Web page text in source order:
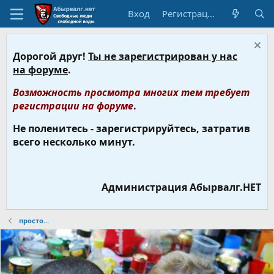
Вход Регистрация
Дорогой друг! Ты не зарегистрирован у нас
на форуме.
Возможность просмотра многих тем требует
регистрации на форуме.
Не поленитесь - зарегистрируйтесь, затратив
всего несколько минут.
Администрация Абырвалг.НЕТ
просто...